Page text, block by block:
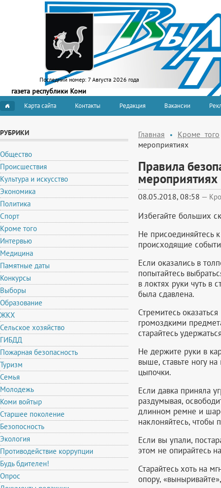
Последний номер: 7 Августа 2026 года
газета республики Коми
Карта сайта Контакты Редакция Вакансии
РУБРИКИ
Общество
Происшествия
Культура и искусство
Экономика
Политика
Спорт
Кроме того
Интервью
Медицина
Памятные даты
Конкурсы
Выборы
Образование
ЖКХ
Сельское хозяйство
ГИБДД
Пожарная безопасность
Туризм
Семья
Молодежь
Коми войтыр
Старшее поколение
Безопосность
Экология
Противодействие коррупции
Будь бдителен!
Опрос
Главная
Кроме того
мероприятиях
Правила
мероприятиях
08.05.2018, 08:58 —
Избегайте больших
Не присоединяйтесь
происходящие
Если оказались в
попытайтесь
в локтях руки чуть в
была сдавлена.
Стремитесь
громоздкими
старайтесь
Не держите руки в
выше, ставьте ногу
цыпочки.
Если давка приняла
раздумывая,
длинном ремне и
наклоняйтесь, чтобы
Если вы упали,
этом не опирайтесь
Старайтесь хоть на
опору,